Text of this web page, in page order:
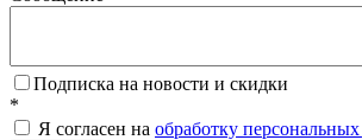
Подписка на новости и скидки
*
Я согласен на обработку